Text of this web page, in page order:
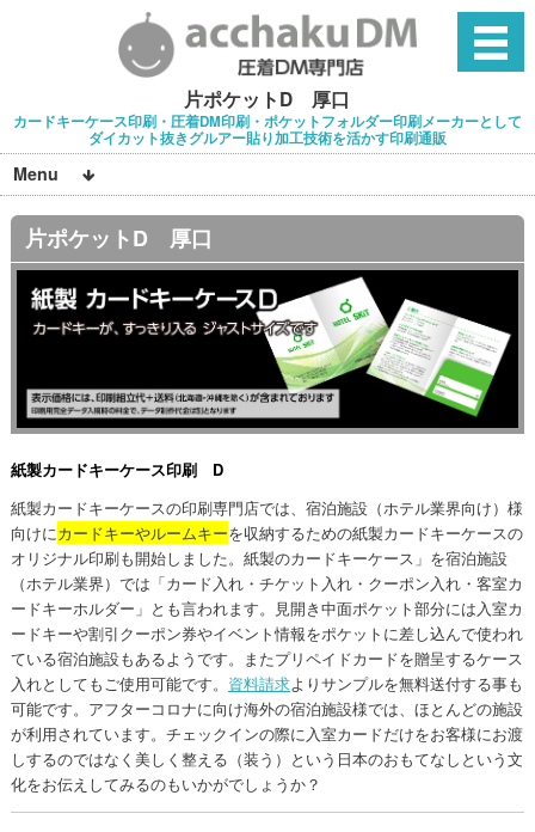
片ポケットD 厚口
カードキーケース印刷・圧着DM印刷・ポケットフォルダー印刷メーカーとして
ダイカット抜きグルアー貼り加工技術を活かす印刷通販
Menu
片ポケットD 厚口
紙製カードキーケース印刷 D
紙製カードキーケースの印刷専門店では、宿泊施設（ホテル業界向け）様
向けにカードキーやルームキーを収納するための紙製カードキーケースの
オリジナル印刷も開始しました。紙製のカードキーケース」を宿泊施設
（ホテル業界）では「カード入れ・チケット入れ・クーポン入れ・客室カ
ードキーホルダー」とも言われます。見開き中面ポケット部分には入室カ
ードキーや割引クーポン券やイベント情報をポケットに差し込んで使われ
ている宿泊施設もあるようです。またプリペイドカードを贈呈するケース
入れとしてもご使用可能です。 資料請求よりサンプルを無料送付する事も
可能です。アフターコロナに向け海外の宿泊施設様では、ほとんどの施設
が利用されています。チェックインの際に入室カードだけをお客様にお渡
しするのではなく美しく整える（装う）という日本のおもてなしという文
化をお伝えしてみるのもいかがでしょうか？